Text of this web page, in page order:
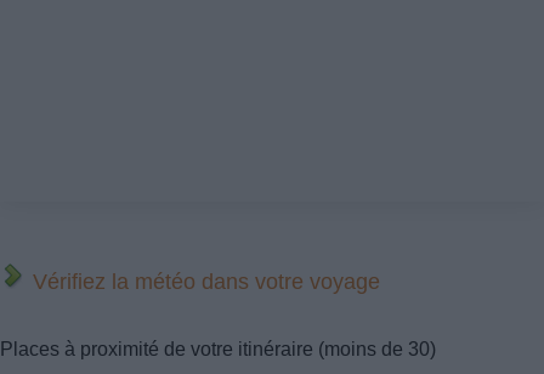
Vérifiez la météo dans votre voyage
Places à proximité de votre itinéraire (moins de 30)